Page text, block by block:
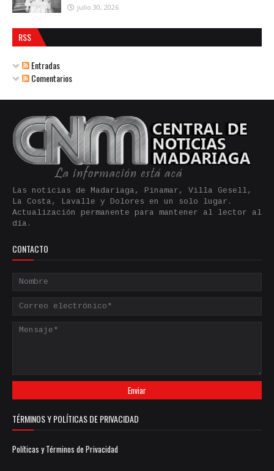
julio 30, 2026
RSS
Entradas
Comentarios
Las noticias de Madariaga, Pinamar, Villa Gesell,
La Costa, Lavalle y Dolores en un solo lugar.
Actualización permanente para mantener al lector al
día.
CONTACTO
TÉRMINOS Y POLÍTICAS DE PRIVACIDAD
Políticas y Términos de Privacidad